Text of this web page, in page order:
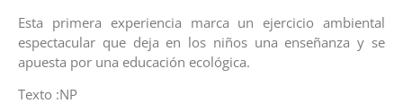
Esta primera experiencia marca un ejercicio ambiental
espectacular que deja en los niños una enseñanza y se
apuesta por una educación ecológica.
Texto :NP